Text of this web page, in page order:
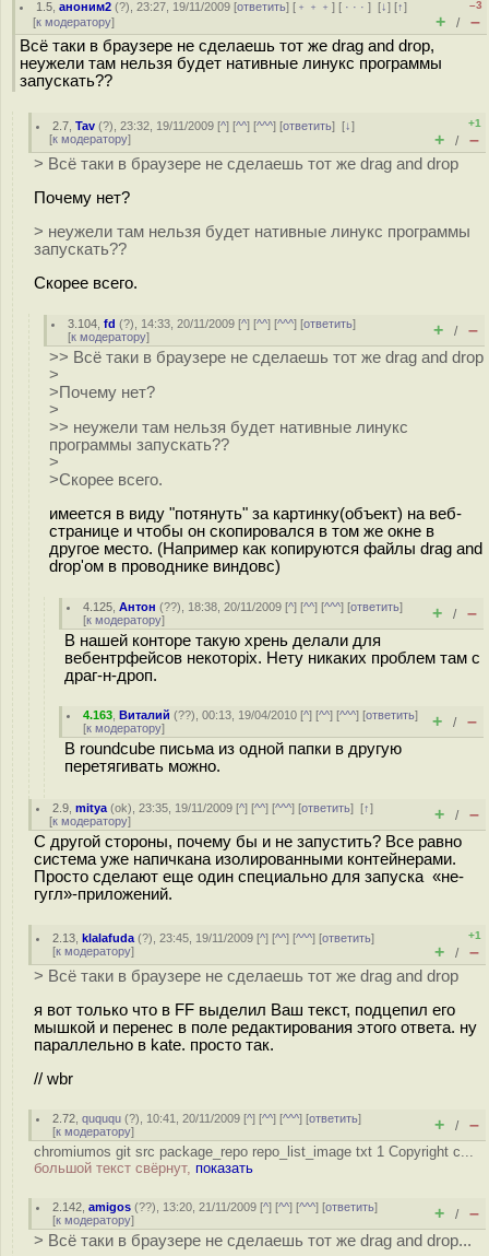
1.5 ,аноним2 (?), 23:27, 19/11/2009 [ответить] [ ﹢﹢﹢] [ · · ·][↓] [↑]
[к модератору]
–3
+ / –
Всё таки в браузере не сделаешь тот же drag and drop,
неужели там нельзя будет нативные линукс программы
запускать??
2.7 ,Tav (?), 23:32, 19/11/2009 [^] [^^] [^^^] [ответить][↓]
[к модератору]
+1
+ / –
> Всё таки в браузере не сделаешь тот же drag and drop
Почему нет?
> неужели там нельзя будет нативные линукс программы
запускать??
Скорее всего.
3.104 ,fd (?), 14:33, 20/11/2009 [^] [^^] [^^^] [ответить]
[к модератору] + / –
>> Всё таки в браузере не сделаешь тот же drag and drop
>
>Почему нет?
>
>> неужели там нельзя будет нативные линукс
программы запускать??
>
>Скорее всего.
имеется в виду "потянуть" за картинку(объект) на веб-
странице и чтобы он скопировался в том же окне в
другое место. (Например как копируются файлы drag and
drop'ом в проводнике виндовс)
4.125 ,Антон (??), 18:38, 20/11/2009 [^] [^^] [^^^] [ответить]
[к модератору] + / –
В нашей конторе такую хрень делали для
вебентрфейсов некоторіх. Нету никаких проблем там с
драг-н-дроп.
4.163 ,Виталий (??), 00:13, 19/04/2010 [^] [^^] [^^^] [ответить]
[к модератору] + / –
В roundcube письма из одной папки в другую
перетягивать можно.
2.9 ,mitya (ok), 23:35, 19/11/2009 [^] [^^] [^^^] [ответить][↑]
[к модератору] + / –
С другой стороны, почему бы и не запустить? Все равно
система уже напичкана изолированными контейнерами.
Просто сделают еще один специально для запуска «не-
гугл»-приложений.
2.13 ,klalafuda (?), 23:45, 19/11/2009 [^] [^^] [^^^] [ответить]
[к модератору]
+1
+ / –
> Всё таки в браузере не сделаешь тот же drag and drop
я вот только что в FF выделил Ваш текст, подцепил его
мышкой и перенес в поле редактирования этого ответа. ну
параллельно в kate. просто так.
// wbr
2.72 ,quququ (?), 10:41, 20/11/2009 [^] [^^] [^^^] [ответить]
[к модератору] + / –
chromiumos git src package_repo repo_list_image txt 1 Copyright c...
большой текст свёрнут, показать
2.142 ,amigos (??), 13:20, 21/11/2009 [^] [^^] [^^^] [ответить]
[к модератору] + / –
> Всё таки в браузере не сделаешь тот же drag and drop...